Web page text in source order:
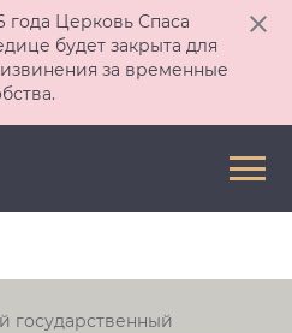
года Церковь Спаса
будет закрыта для
за временные
государственный